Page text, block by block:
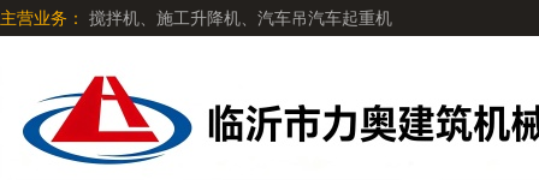
主营业务： 搅拌机、施工升降机、汽车吊汽车起重机